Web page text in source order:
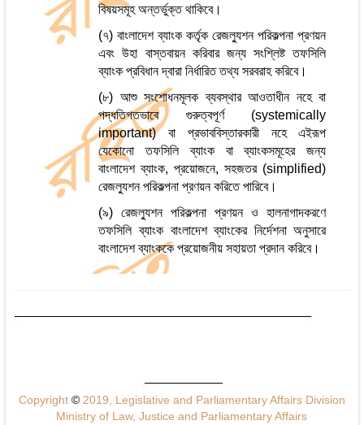
বিষয়সমূহ অন্তর্ভুক্ত থাকিবে।
(৭) বাংলাদেশ ব্যাংক কর্তৃক রেজল্যুশন পরিকল্পনা প্রণয়ন
এবং উহা বাস্তবায়ন করিবার জন্য সংশ্লিষ্ট তফসিলি
ব্যাংক প্রবিধান দ্বারা নির্ধারিত তথ্য সরবরাহ করিবে।
(৮) আশু সংশোধনমূলক ব্যবস্থার আওতাধীন নহে বা
পদ্ধতিগতভাবে গুরুত্বপূর্ণ (systemically
important) বা প্রভাববিস্তারকারী নহে এইরূপ
যেকোনো তফসিলি ব্যাংক বা ব্যাংকসমূহের জন্য
বাংলাদেশ ব্যাংক, প্রয়োজনে, সহজতর (simplified)
রেজল্যুশন পরিকল্পনা প্রণয়ন করিতে পারিবে।
(৯) রেজল্যুশন পরিকল্পনা প্রণয়ন ও হালনাগাদকরণে
তফসিলি ব্যাংক বাংলাদেশ ব্যাংকের নির্দেশনা অনুসারে
বাংলাদেশ ব্যাংককে প্রয়োজনীয় সহায়তা প্রদান করিবে।
Copyright ©2019, Legislative and Parliamentary Affairs Division
Ministry of Law, Justice and Parliamentary Affairs